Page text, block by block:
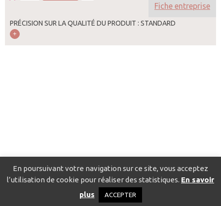
PRÉCISION SUR LA QUALITÉ DU PRODUIT : STANDARD
Fiche entreprise
Catalogue pour localiser les fournisseurs
Politique de confidentialité
En poursuivant votre navigation sur ce site, vous acceptez
l’utilisation de cookie pour réaliser des statistiques. En savoir
plus
ACCEPTER